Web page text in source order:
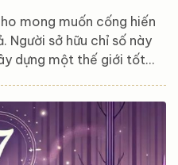
mong muốn cống hiến
Người sở hữu chỉ số này
dựng một thế giới tốt
số Linh hồn 9 và muốn
nó đối với cuộc sống
ý nghĩa sâu sắc của chỉ
học, cùng với những